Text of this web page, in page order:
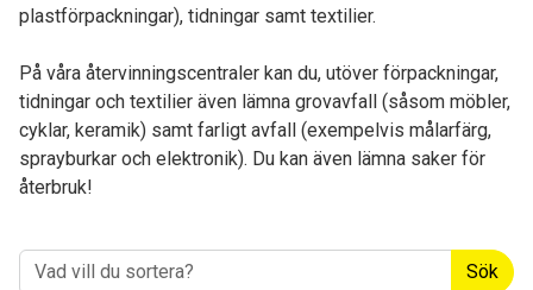
plastförpackningar), tidningar samt textilier.
På våra återvinningscentraler kan du, utöver förpackningar,
tidningar och textilier även lämna grovavfall (såsom möbler,
cyklar, keramik) samt farligt avfall (exempelvis målarfärg,
sprayburkar och elektronik). Du kan även lämna saker för
återbruk!
Sök